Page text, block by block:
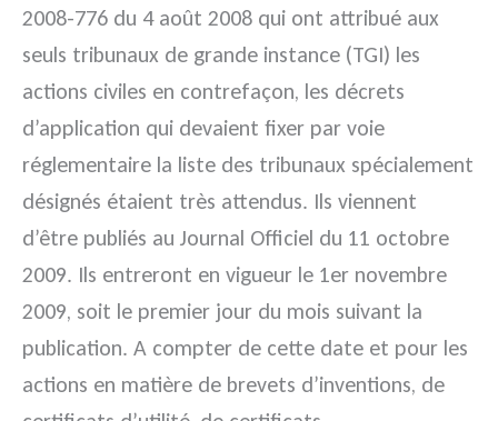
2008-776 du 4 août 2008 qui ont attribué aux
seuls tribunaux de grande instance (TGI) les
actions civiles en contrefaçon, les décrets
d’application qui devaient fixer par voie
réglementaire la liste des tribunaux spécialement
désignés étaient très attendus. Ils viennent
d’être publiés au Journal Officiel du 11 octobre
2009. Ils entreront en vigueur le 1er novembre
2009, soit le premier jour du mois suivant la
publication. A compter de cette date et pour les
actions en matière de brevets d’inventions, de